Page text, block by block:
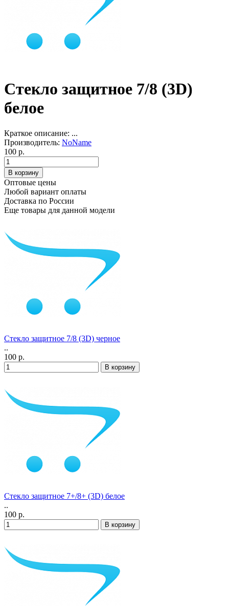
Стекло защитное 7/8 (3D)
белое
Краткое описание: ...
Производитель: NoName
100 р.
Оптовые цены
Любой вариант оплаты
Доставка по России
Еще товары для данной модели
Стекло защитное 7/8 (3D) черное
..
100 р.
Стекло защитное 7+/8+ (3D) белое
..
100 р.